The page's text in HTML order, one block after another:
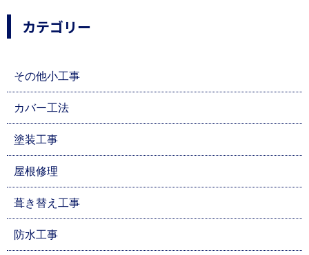
カテゴリー
その他小工事
カバー工法
塗装工事
屋根修理
葺き替え工事
防水工事